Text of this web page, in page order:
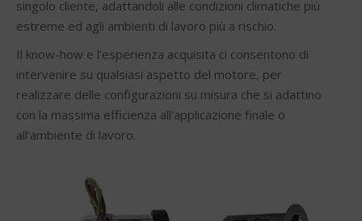
singolo cliente, adattandoli alle condizioni climatiche più
estreme ed agli ambienti di lavoro più a rischio.
Il know-how e l’esperienza acquisita ci consentono di
intervenire su qualsiasi aspetto del motore, per
realizzare delle configurazioni su misura che si adattino
con la massima efficienza all’applicazione finale o
all’ambiente di lavoro.